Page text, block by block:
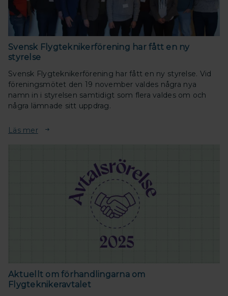
Svensk Flygteknikerförening har fått en ny
styrelse
Svensk Flygteknikerförening har fått en ny styrelse. Vid
föreningsmötet den 19 november valdes några nya
namn in i styrelsen samtidigt som flera valdes om och
några lämnade sitt uppdrag.
Läs mer
Aktuellt om förhandlingarna om
Flygteknikeravtalet